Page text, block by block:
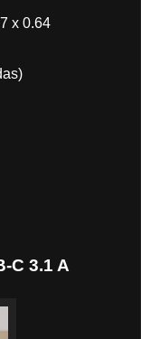
x 0.64
C 3.1 A